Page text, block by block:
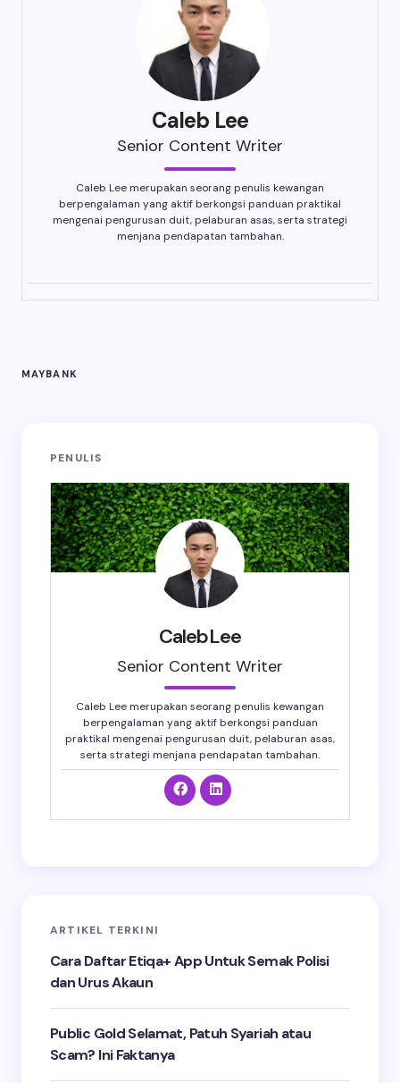
Caleb Lee
Senior Content Writer
Caleb Lee merupakan seorang penulis kewangan
berpengalaman yang aktif berkongsi panduan praktikal
mengenai pengurusan duit, pelaburan asas, serta strategi
menjana pendapatan tambahan.
MAYBANK
PENULIS
CalebLee
Senior Content Writer
Caleb Lee merupakan seorang penulis kewangan
berpengalaman yang aktif berkongsi panduan
praktikal mengenai pengurusan duit, pelaburan asas,
serta strategi menjana pendapatan tambahan.
ARTIKEL TERKINI
Cara Daftar Etiqa+ App Untuk Semak Polisi
dan Urus Akaun
Public Gold Selamat, Patuh Syariah atau
Scam? Ini Faktanya